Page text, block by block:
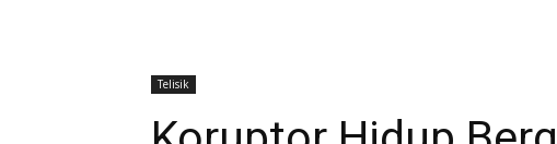
Telisik